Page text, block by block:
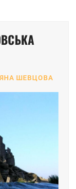
ЯНА ШЕВЦОВА